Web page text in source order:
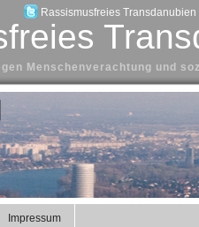
Rassismusfreies Transdanubien
Menschenverachtung und
Impressum